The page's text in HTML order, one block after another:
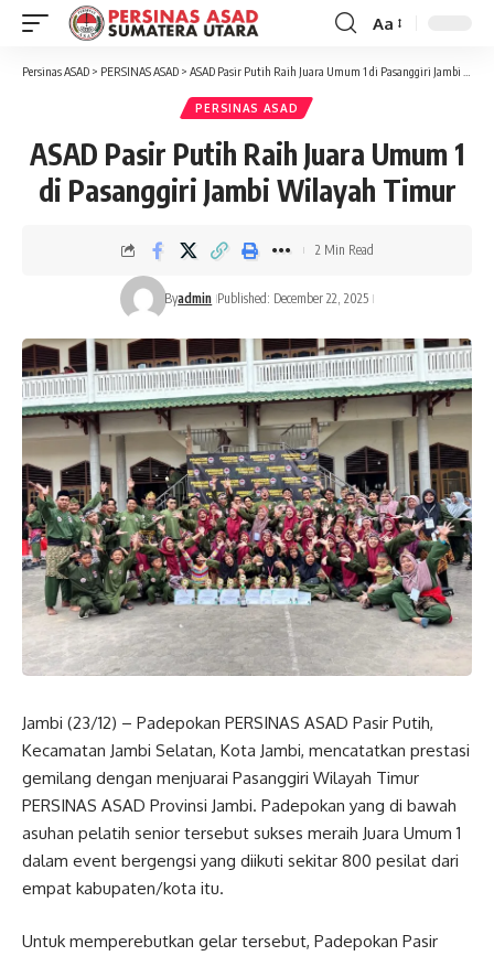
Font
Resizer
Aa
Persinas ASAD > PERSINAS ASAD > ASAD Pasir Putih Raih Juara Umum 1 di Pasanggiri Jambi Wilayah Timur
PERSINAS ASAD
ASAD Pasir Putih Raih Juara Umum 1
di Pasanggiri Jambi Wilayah Timur
Byadmin Published: December 22, 2025
2 Min Read
Jambi (23/12) – Padepokan PERSINAS ASAD Pasir Putih,
Kecamatan Jambi Selatan, Kota Jambi, mencatatkan prestasi
gemilang dengan menjuarai Pasanggiri Wilayah Timur
PERSINAS ASAD Provinsi Jambi. Padepokan yang di bawah
asuhan pelatih senior tersebut sukses meraih Juara Umum 1
dalam event bergengsi yang diikuti sekitar 800 pesilat dari
empat kabupaten/kota itu.
Untuk memperebutkan gelar tersebut, Padepokan Pasir